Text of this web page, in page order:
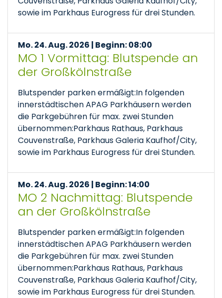
sowie im Parkhaus Eurogress für drei Stunden.
Mo. 24. Aug. 2026 | Beginn: 08:00
MO 1 Vormittag: Blutspende an
der Großkölnstraße
Blutspender parken ermäßigt:In folgenden
innerstädtischen APAG Parkhäusern werden
die Parkgebühren für max. zwei Stunden
übernommen:Parkhaus Rathaus, Parkhaus
Couvenstraße, Parkhaus Galeria Kaufhof/City,
sowie im Parkhaus Eurogress für drei Stunden.
Mo. 24. Aug. 2026 | Beginn: 14:00
MO 2 Nachmittag: Blutspende
an der Großkölnstraße
Blutspender parken ermäßigt:In folgenden
innerstädtischen APAG Parkhäusern werden
die Parkgebühren für max. zwei Stunden
übernommen:Parkhaus Rathaus, Parkhaus
Couvenstraße, Parkhaus Galeria Kaufhof/City,
sowie im Parkhaus Eurogress für drei Stunden.